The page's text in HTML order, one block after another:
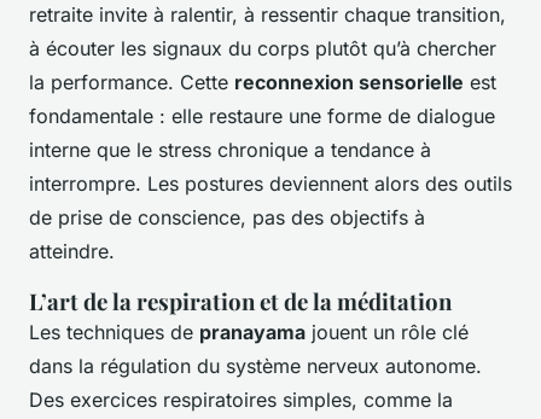
retraite invite à ralentir, à ressentir chaque transition,
à écouter les signaux du corps plutôt qu’à chercher
la performance. Cette reconnexion sensorielle est
fondamentale : elle restaure une forme de dialogue
interne que le stress chronique a tendance à
interrompre. Les postures deviennent alors des outils
de prise de conscience, pas des objectifs à
atteindre.
L’art de la respiration et de la méditation
Les techniques de pranayama jouent un rôle clé
dans la régulation du système nerveux autonome.
Des exercices respiratoires simples, comme la